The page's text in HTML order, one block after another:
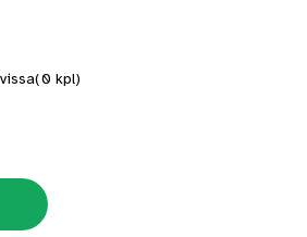
(0 kpl)